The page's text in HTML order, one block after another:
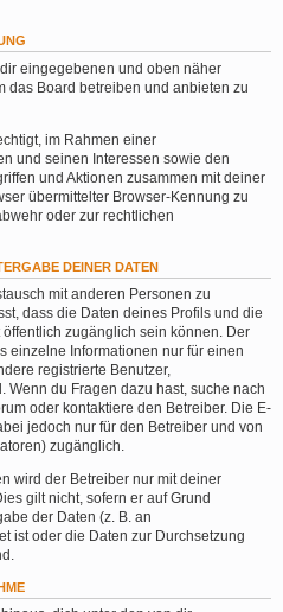
eingegebenen und oben näher
das Board betreiben und anbieten zu
im Rahmen einer
und seinen Interessen sowie den
und Aktionen zusammen mit deiner
übermittelter Browser-Kennung zu
oder zur rechtlichen
DEINER DATEN
mit anderen Personen zu
dass die Daten deines Profils und die
zugänglich sein können. Der
einzelne Informationen nur für einen
registrierte Benutzer,
Wenn du Fragen dazu hast, suche nach
oder kontaktiere den Betreiber. Die E-
jedoch nur für den Betreiber und von
zugänglich.
wird der Betreiber nur mit deiner
gilt nicht, sofern er auf Grund
der Daten (z. B. an
ist oder die Daten zur Durchsetzung